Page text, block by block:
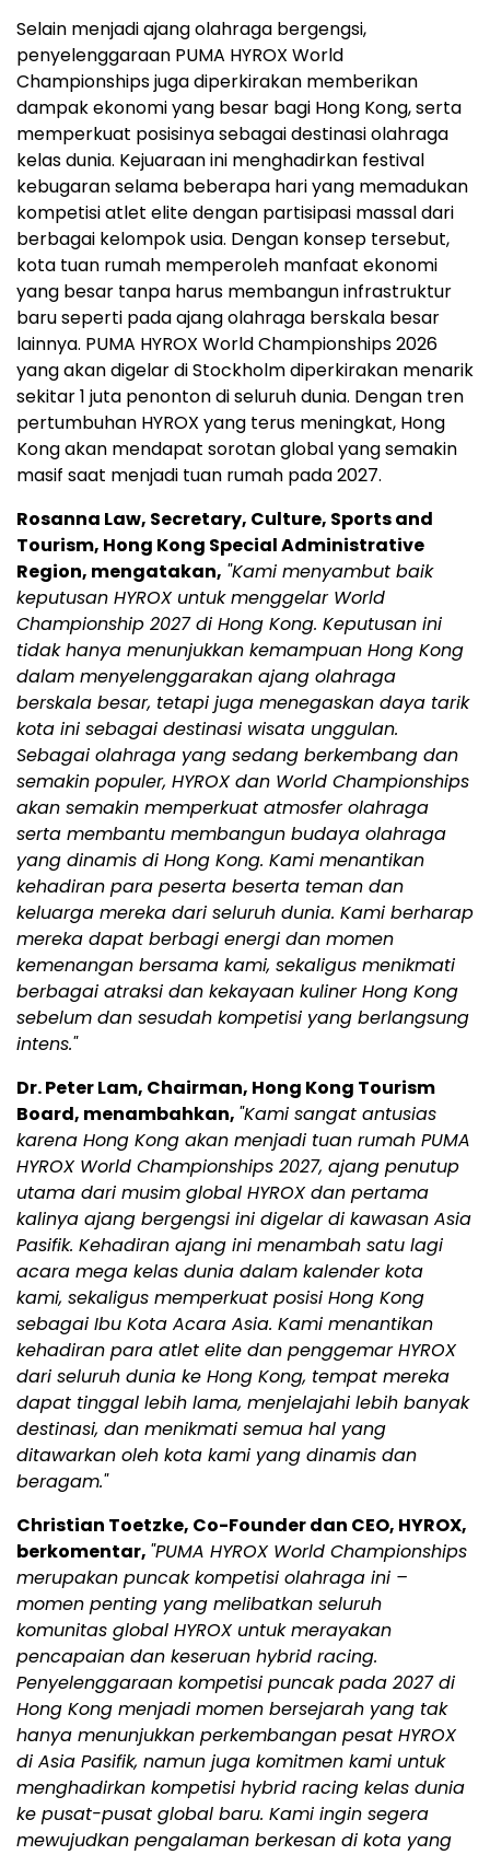
Selain menjadi ajang olahraga bergengsi,
penyelenggaraan PUMA HYROX World
Championships juga diperkirakan memberikan
dampak ekonomi yang besar bagi Hong Kong, serta
memperkuat posisinya sebagai destinasi olahraga
kelas dunia. Kejuaraan ini menghadirkan festival
kebugaran selama beberapa hari yang memadukan
kompetisi atlet elite dengan partisipasi massal dari
berbagai kelompok usia. Dengan konsep tersebut,
kota tuan rumah memperoleh manfaat ekonomi
yang besar tanpa harus membangun infrastruktur
baru seperti pada ajang olahraga berskala besar
lainnya. PUMA HYROX World Championships 2026
yang akan digelar di Stockholm diperkirakan menarik
sekitar 1 juta penonton di seluruh dunia. Dengan tren
pertumbuhan HYROX yang terus meningkat, Hong
Kong akan mendapat sorotan global yang semakin
masif saat menjadi tuan rumah pada 2027.
Rosanna Law, Secretary, Culture, Sports and
Tourism, Hong Kong Special Administrative
Region, mengatakan, "Kami menyambut baik
keputusan HYROX untuk menggelar World
Championship 2027 di Hong Kong. Keputusan ini
tidak hanya menunjukkan kemampuan Hong Kong
dalam menyelenggarakan ajang olahraga
berskala besar, tetapi juga menegaskan daya tarik
kota ini sebagai destinasi wisata unggulan.
Sebagai olahraga yang sedang berkembang dan
semakin populer, HYROX dan World Championships
akan semakin memperkuat atmosfer olahraga
serta membantu membangun budaya olahraga
yang dinamis di Hong Kong. Kami menantikan
kehadiran para peserta beserta teman dan
keluarga mereka dari seluruh dunia. Kami berharap
mereka dapat berbagi energi dan momen
kemenangan bersama kami, sekaligus menikmati
berbagai atraksi dan kekayaan kuliner Hong Kong
sebelum dan sesudah kompetisi yang berlangsung
intens."
Dr. Peter Lam, Chairman, Hong Kong Tourism
Board, menambahkan, "Kami sangat antusias
karena Hong Kong akan menjadi tuan rumah PUMA
HYROX World Championships 2027, ajang penutup
utama dari musim global HYROX dan pertama
kalinya ajang bergengsi ini digelar di kawasan Asia
Pasifik. Kehadiran ajang ini menambah satu lagi
acara mega kelas dunia dalam kalender kota
kami, sekaligus memperkuat posisi Hong Kong
sebagai Ibu Kota Acara Asia. Kami menantikan
kehadiran para atlet elite dan penggemar HYROX
dari seluruh dunia ke Hong Kong, tempat mereka
dapat tinggal lebih lama, menjelajahi lebih banyak
destinasi, dan menikmati semua hal yang
ditawarkan oleh kota kami yang dinamis dan
beragam."
Christian Toetzke, Co-Founder dan CEO, HYROX,
berkomentar, "PUMA HYROX World Championships
merupakan puncak kompetisi olahraga ini –
momen penting yang melibatkan seluruh
komunitas global HYROX untuk merayakan
pencapaian dan keseruan hybrid racing.
Penyelenggaraan kompetisi puncak pada 2027 di
Hong Kong menjadi momen bersejarah yang tak
hanya menunjukkan perkembangan pesat HYROX
di Asia Pasifik, namun juga komitmen kami untuk
menghadirkan kompetisi hybrid racing kelas dunia
ke pusat-pusat global baru. Kami ingin segera
mewujudkan pengalaman berkesan di kota yang